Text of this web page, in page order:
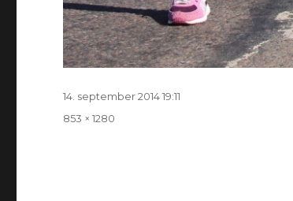
Postitatud
14. september 2014 19:11
Täissuurus
853 × 1280